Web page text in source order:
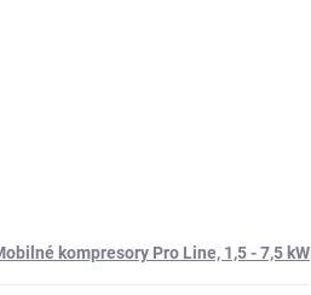
kompresory Pro Line, 1,5 - 7,5 kW